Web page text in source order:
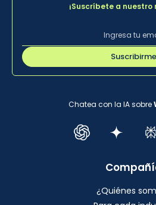
¡Suscríbete a
Suscribirme
Chatea con la IA sobre
¿Quiénes